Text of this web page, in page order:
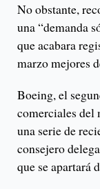
No obstante,
una “demanda
que acabara
marzo mejores
Boeing, el
comerciales del
una serie de
consejero
que se apartará